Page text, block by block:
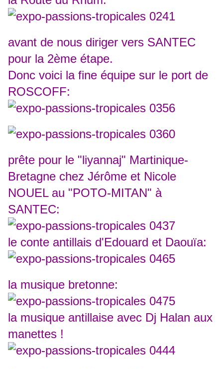
avant de nous diriger vers SANTEC
pour la 2ème étape.
Donc voici la fine équipe sur le port de
ROSCOFF:
prête pour le "liyannaj" Martinique-
Bretagne chez Jérôme et Nicole
NOUEL au "POTO-MITAN" à
SANTEC:
le conte antillais d'Edouard et Daouïa:
la musique bretonne:
la musique antillaise avec Dj Halan aux
manettes !